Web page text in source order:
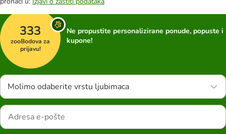
333
zooBodova za
prijavu!
Ne propustite personalizirane ponude, popuste i
kupone!
Molimo odaberite vrstu ljubimaca